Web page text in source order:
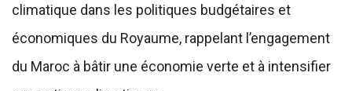
climatique dans les politiques budgétaires et
économiques du Royaume, rappelant l’engagement
du Maroc à bâtir une économie verte et à intensifier